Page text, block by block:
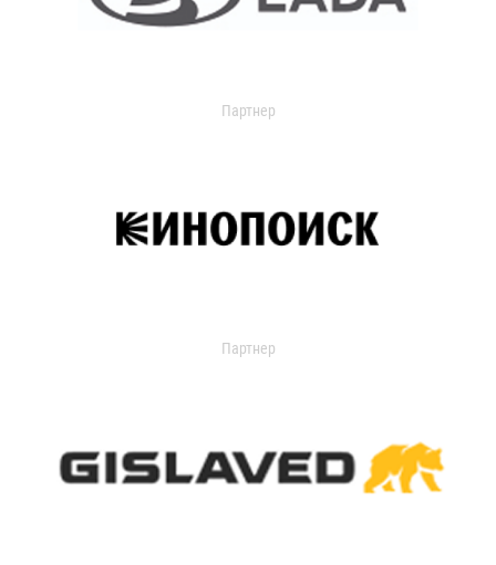
Партнер
Партнер